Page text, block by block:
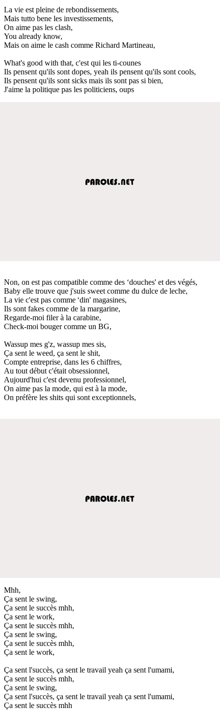
La vie est pleine de rebondissements,
Mais tutto bene les investissements,
On aime pas les clash,
You already know,
Mais on aime le cash comme Richard Martineau,
What's good with that, c'est qui les ti-counes
Ils pensent qu'ils sont dopes, yeah ils pensent qu'ils sont cools,
Ils pensent qu'ils sont sicks mais ils sont pas si bien,
J'aime la politique pas les politiciens, oups
Non, on est pas compatible comme des ‘douches' et des végés,
Baby elle trouve que j'suis sweet comme du dulce de leche,
La vie c'est pas comme ‘din' magasines,
Ils sont fakes comme de la margarine,
Regarde-moi filer à la carabine,
Check-moi bouger comme un BG,
Wassup mes g'z, wassup mes sis,
Ça sent le weed, ça sent le shit,
Compte entreprise, dans les 6 chiffres,
Au tout début c'était obsessionnel,
Aujourd'hui c'est devenu professionnel,
On aime pas la mode, qui est à la mode,
On préfère les shits qui sont exceptionnels,
Mhh,
Ça sent le swing,
Ça sent le succès mhh,
Ça sent le work,
Ça sent le succès mhh,
Ça sent le swing,
Ça sent le succès mhh,
Ça sent le work,
Ça sent l'succès, ça sent le travail yeah ça sent l'umami,
Ça sent le succès mhh,
Ça sent le swing,
Ça sent l'succès, ça sent le travail yeah ça sent l'umami,
Ça sent le succès mhh